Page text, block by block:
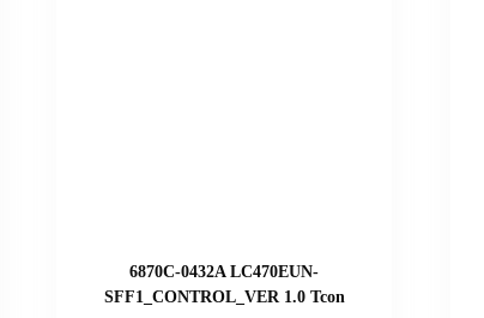
6870C-0432A LC470EUN-
SFF1_CONTROL_VER 1.0 Tcon